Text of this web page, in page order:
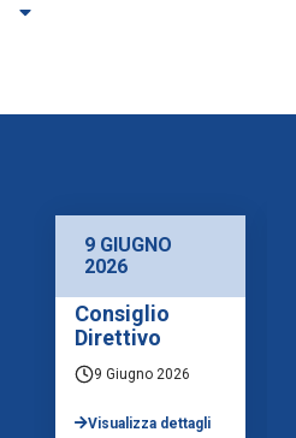
9 GIUGNO
2026
Consiglio
Direttivo
9 Giugno 2026
Visualizza dettagli